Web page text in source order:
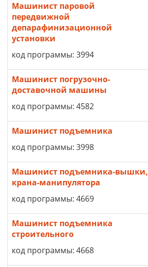
Машинист паровой
передвижной
депарафинизационной
установки
код программы: 3994
Машинист погрузочно-
доставочной машины
код программы: 4582
Машинист подъемника
код программы: 3998
Машинист подъемника-вышки,
крана-манипулятора
код программы: 4669
Машинист подъемника
строительного
код программы: 4668